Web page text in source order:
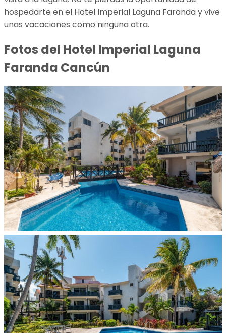
hospedarte en el Hotel Imperial Laguna Faranda y vive
unas vacaciones como ninguna otra.
Fotos del Hotel Imperial Laguna
Faranda Cancún